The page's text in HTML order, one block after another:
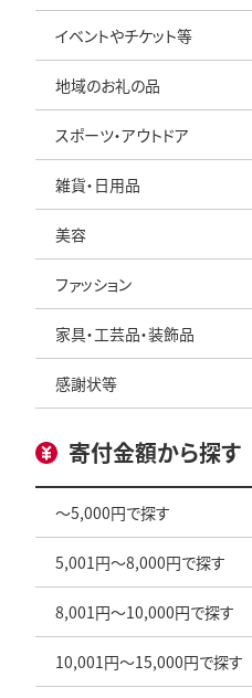
イベントやチケット等
地域のお礼の品
スポーツ・アウトドア
雑貨・日用品
美容
ファッション
家具・工芸品・装飾品
感謝状等
寄付金額から探す
～5,000円で探す
5,001円～8,000円で探す
8,001円～10,000円で探す
10,001円～15,000円で探す